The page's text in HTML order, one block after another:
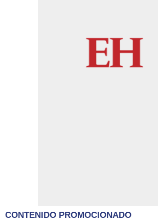
CONTENIDO PROMOCIONADO